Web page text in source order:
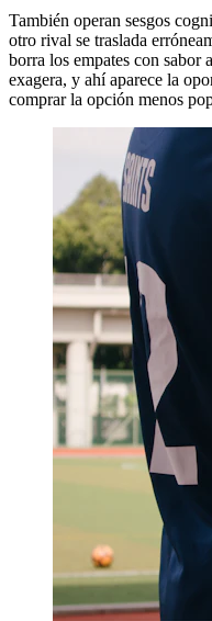
También operan sesgos
otro rival se traslada
borra los empates con sabor
exagera, y ahí aparece la
comprar la opción menos